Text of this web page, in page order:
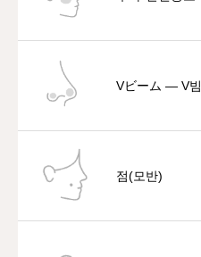
Vビーム — V빔
점(모반)